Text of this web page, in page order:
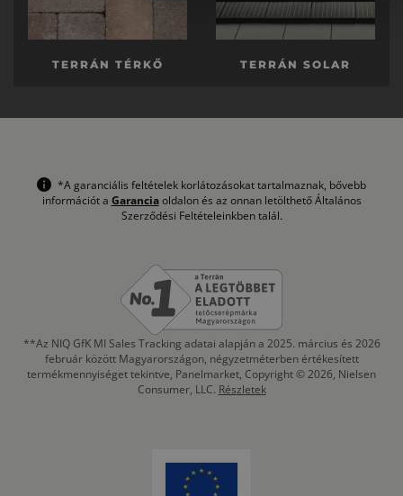
TERRÁN TÉRKŐ TERRÁN SOLAR
*A garanciális feltételek korlátozásokat tartalmaznak, bővebb
információt a Garanciaoldalon és az onnan letölthető Általános
Szerződési Feltételeinkben talál.
**Az NIQ GfK MI Sales Tracking adatai alapján a 2025. március és 2026
február között Magyarországon, négyzetméterben értékesített
termékmennyiséget tekintve, Panelmarket, Copyright © 2026, Nielsen
Consumer, LLC. Részletek